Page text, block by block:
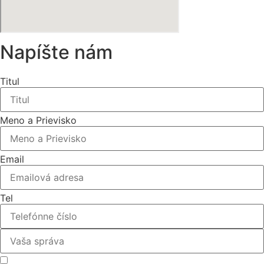
Napíšte nám
Titul
Meno a Prievisko
Email
Tel